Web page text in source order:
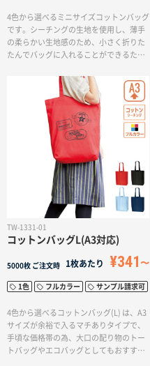
4色から選べるミニサイズコットンバッグ
です。シーチングの生地を使用し、薄手
の柔らかい生地感のため、小さく折りた
たんでバッグに入れることができるた
活躍します。また印刷方法も単色からフ
ルカラー印刷まで対応しており、お好み
のデザインでオリジナルトートバッグを
リーズナブルに作成出来ます。
TW-1331-01
コットンバッグL(A3対応)
5000枚 ご注文時 1枚あたり ¥341
1色 フルカラー サンプル請求可
4色から選べるコットンバッグ(L) は、A3
サイズが余裕で入るマチありタイプで、
手頃な価格帯の為、大口の配り物のトー
トバッグやエコバッグとしてもおすすめ